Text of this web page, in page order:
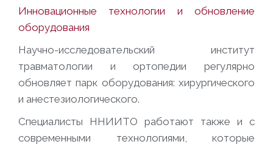
Инновационные технологии и обновление
оборудования
Научно-исследовательский институт
травматологии и ортопедии регулярно
обновляет парк оборудования: хирургического
и анестезиологического.
Специалисты ННИИТО работают также и с
современными технологиями, которые